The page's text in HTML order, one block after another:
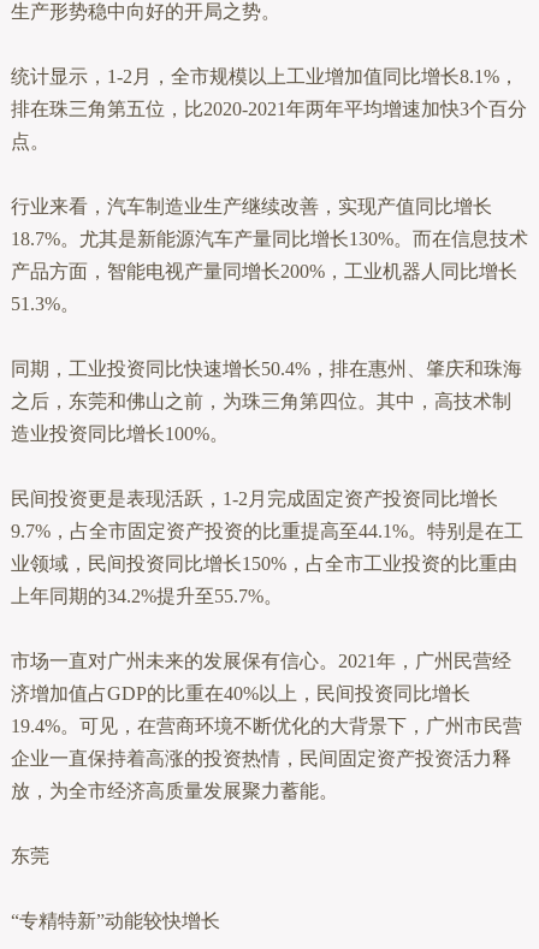
生产形势稳中向好的开局之势。
统计显示，1-2月，全市规模以上工业增加值同比增长8.1%，
排在珠三角第五位，比2020-2021年两年平均增速加快3个百分
点。
行业来看，汽车制造业生产继续改善，实现产值同比增长
18.7%。尤其是新能源汽车产量同比增长130%。而在信息技术
产品方面，智能电视产量同增长200%，工业机器人同比增长
51.3%。
同期，工业投资同比快速增长50.4%，排在惠州、肇庆和珠海
之后，东莞和佛山之前，为珠三角第四位。其中，高技术制
造业投资同比增长100%。
民间投资更是表现活跃，1-2月完成固定资产投资同比增长
9.7%，占全市固定资产投资的比重提高至44.1%。特别是在工
业领域，民间投资同比增长150%，占全市工业投资的比重由
上年同期的34.2%提升至55.7%。
市场一直对广州未来的发展保有信心。2021年，广州民营经
济增加值占GDP的比重在40%以上，民间投资同比增长
19.4%。可见，在营商环境不断优化的大背景下，广州市民营
企业一直保持着高涨的投资热情，民间固定资产投资活力释
放，为全市经济高质量发展聚力蓄能。
东莞
“专精特新”动能较快增长